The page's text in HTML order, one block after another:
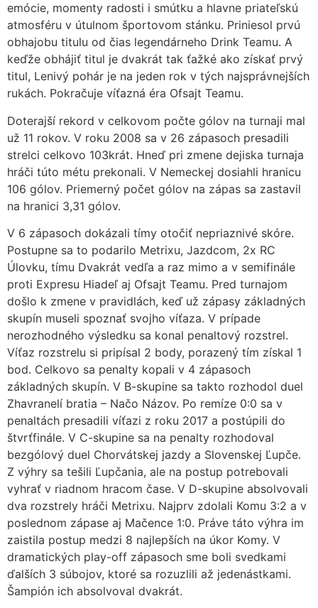
emócie, momenty radosti i smútku a hlavne priateľskú
atmosféru v útulnom športovom stánku. Priniesol prvú
obhajobu titulu od čias legendárneho Drink Teamu. A
keďže obhájiť titul je dvakrát tak ťažké ako získať prvý
titul, Lenivý pohár je na jeden rok v tých najsprávnejších
rukách. Pokračuje víťazná éra Ofsajt Teamu.
Doterajší rekord v celkovom počte gólov na turnaji mal
už 11 rokov. V roku 2008 sa v 26 zápasoch presadili
strelci celkovo 103krát. Hneď pri zmene dejiska turnaja
hráči túto métu prekonali. V Nemeckej dosiahli hranicu
106 gólov. Priemerný počet gólov na zápas sa zastavil
na hranici 3,31 gólov.
V 6 zápasoch dokázali tímy otočiť nepriaznivé skóre.
Postupne sa to podarilo Metrixu, Jazdcom, 2x RC
Úlovku, tímu Dvakrát vedľa a raz mimo a v semifinále
proti Expresu Hiadeľ aj Ofsajt Teamu. Pred turnajom
došlo k zmene v pravidlách, keď už zápasy základných
skupín museli spoznať svojho víťaza. V prípade
nerozhodného výsledku sa konal penaltový rozstrel.
Víťaz rozstrelu si pripísal 2 body, porazený tím získal 1
bod. Celkovo sa penalty kopali v 4 zápasoch
základných skupín. V B-skupine sa takto rozhodol duel
Zhavranelí bratia – Načo Názov. Po remíze 0:0 sa v
penaltách presadili víťazi z roku 2017 a postúpili do
štvrťfinále. V C-skupine sa na penalty rozhodoval
bezgólový duel Chorvátskej jazdy a Slovenskej Ľupče.
Z výhry sa tešili Ľupčania, ale na postup potrebovali
vyhrať v riadnom hracom čase. V D-skupine absolvovali
dva rozstrely hráči Metrixu. Najprv zdolali Komu 3:2 a v
poslednom zápase aj Mačence 1:0. Práve táto výhra im
zaistila postup medzi 8 najlepších na úkor Komy. V
dramatických play-off zápasoch sme boli svedkami
ďalších 3 súbojov, ktoré sa rozuzlili až jedenástkami.
Šampión ich absolvoval dvakrát.